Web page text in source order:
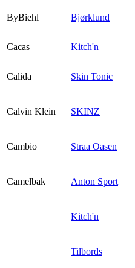
ByBiehl Bjørklund
Cacas
Kitch'n
Calida Skin Tonic
Calvin Klein SKINZ
Cambio Straa Oasen
Camelbak Anton Sport
Kitch'n
Tilbords